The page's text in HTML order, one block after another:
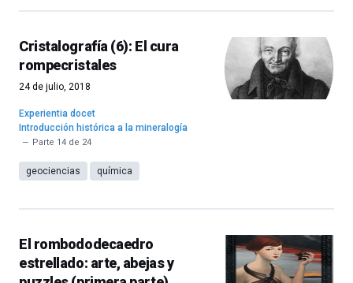
Cristalografía (6): El cura
rompecristales
24 de julio, 2018
Experientia docet
Introducción histórica a la mineralogía
Parte 14 de 24
geociencias química
El rombododecaedro
estrellado: arte, abejas y